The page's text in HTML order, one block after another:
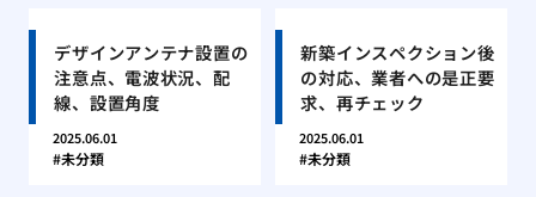
デザインアンテナ設置の
注意点、電波状況、配
線、設置角度
2025.06.01
未分類
新築インスペクション後
の対応、業者への是正要
求、再チェック
2025.06.01
未分類